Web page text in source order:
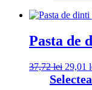
Pasta de
37,72lei Prețul
inițial
a
29,01